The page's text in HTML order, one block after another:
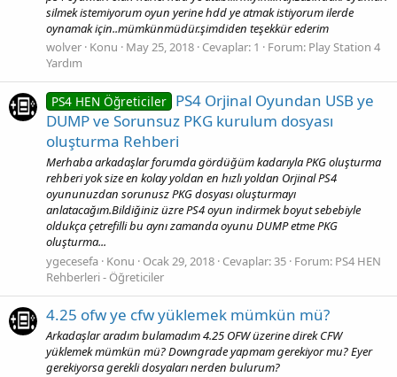
silmek istemiyorum oyun yerine hdd ye atmak istiyorum ilerde
oynamak için..mümkünmüdür.şimdiden teşekkür ederim
wolver Konu May 25, 2018 Cevaplar: 1 Forum: Play Station 4
Yardım
PS4 HEN Öğreticiler PS4 Orjinal Oyundan USB ye
DUMP ve Sorunsuz PKG kurulum dosyası
oluşturma Rehberi
Merhaba arkadaşlar forumda gördüğüm kadarıyla PKG oluşturma
rehberi yok size en kolay yoldan en hızlı yoldan Orjinal PS4
oyununuzdan sorunusz PKG dosyası oluşturmayı
anlatacağım.Bildiğiniz üzre PS4 oyun indirmek boyut sebebiyle
oldukça çetrefilli bu aynı zamanda oyunu DUMP etme PKG
oluşturma...
ygecesefa Konu Ocak 29, 2018 Cevaplar: 35 Forum: PS4 HEN
Rehberleri - Öğreticiler
4.25 ofw ye cfw yüklemek mümkün mü?
Arkadaşlar aradım bulamadım 4.25 OFW üzerine direk CFW
yüklemek mümkün mü? Downgrade yapmam gerekiyor mu? Eyer
gerekiyorsa gerekli dosyaları nerden bulurum?